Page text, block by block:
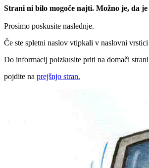
Strani ni bilo mogoče najti. Možno je, da
Prosimo poskusite naslednje.
Če ste spletni naslov vtipkali v naslovni
Do informacij poizkusite priti na domači strani
pojdite na prejšnjo stran.